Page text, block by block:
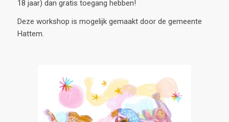
18 jaar) dan gratis toegang hebben!
Deze workshop is mogelijk gemaakt door de gemeente
Hattem.